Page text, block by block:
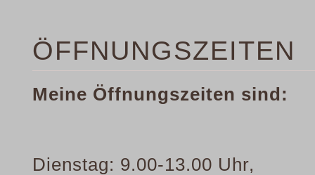
ÖFFNUNGSZEITEN
Meine Öffnungszeiten sind:
Dienstag: 9.00-13.00 Uhr,